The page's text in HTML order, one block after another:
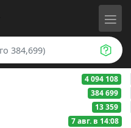
4 094 108
384 699
13 359
7 авг. в 14:08